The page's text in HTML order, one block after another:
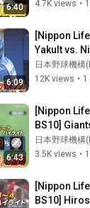
6:40
4.7K views •
6:09
[Nippon
Yakult vs.
depth Data
日本野球機構
12K views • 1
6:43
[Nippon
BS10]
Deep Dive
日本野球機構
3.5K views •
[Nippon
BS10]